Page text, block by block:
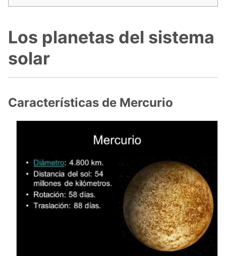
Los planetas del sistema
solar
Características de Mercurio